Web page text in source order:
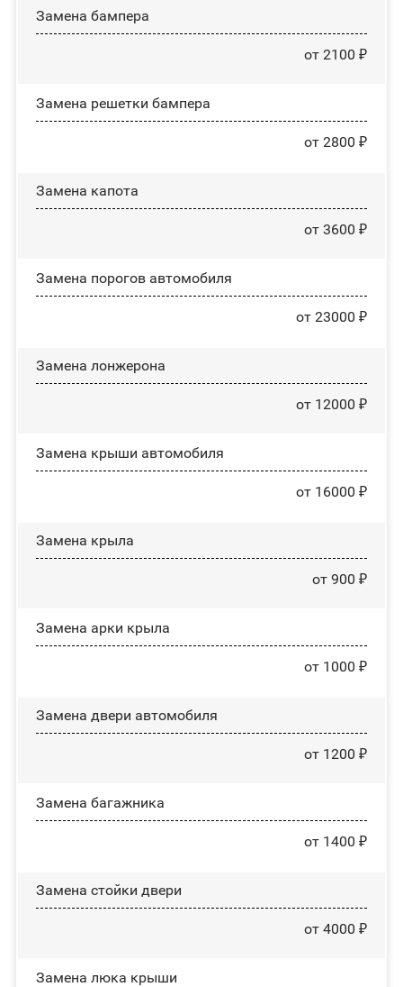
Замена бампера
от 2100 ₽
Замена решетки бампера
от 2800 ₽
Замена капота
от 3600 ₽
Замена порогов автомобиля
от 23000 ₽
Замена лонжерона
от 12000 ₽
Замена крыши автомобиля
от 16000 ₽
Замена крыла
от 900 ₽
Замена арки крыла
от 1000 ₽
Замена двери автомобиля
от 1200 ₽
Замена багажника
от 1400 ₽
Зaмeнa cтoйĸи двepи
от 4000 ₽
Зaмeнa люĸa ĸpыши